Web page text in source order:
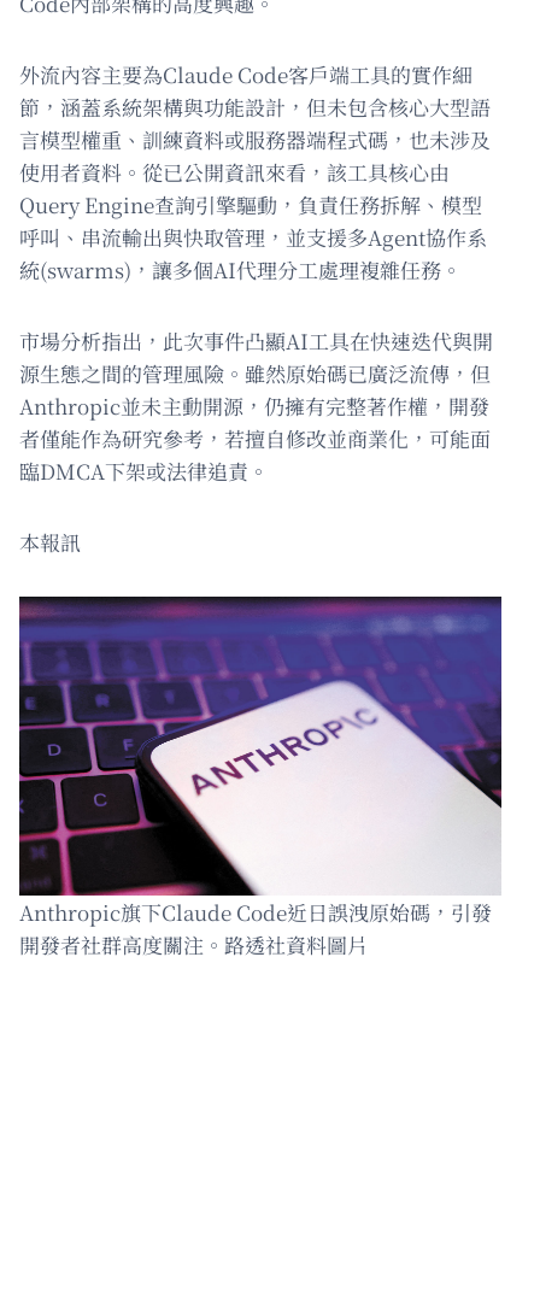
外流內容主要為Claude Code客戶端工具的實作細
節，涵蓋系統架構與功能設計，但未包含核心大型語
言模型權重、訓練資料或服務器端程式碼，也未涉及
使用者資料。從已公開資訊來看，該工具核心由
Query Engine查詢引擎驅動，負責任務拆解、模型
呼叫、串流輸出與快取管理，並支援多Agent協作系
統(swarms)，讓多個AI代理分工處理複雜任務。
市場分析指出，此次事件凸顯AI工具在快速迭代與開
源生態之間的管理風險。雖然原始碼已廣泛流傳，但
Anthropic並未主動開源，仍擁有完整著作權，開發
者僅能作為研究參考，若擅自修改並商業化，可能面
臨DMCA下架或法律追責。
本報訊
Anthropic旗下Claude Code近日誤洩原始碼，引發
開發者社群高度關注。路透社資料圖片